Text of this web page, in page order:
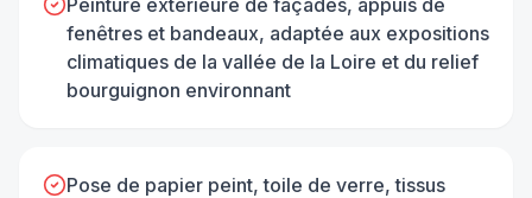
fenêtres et bandeaux, adaptée aux expositions
climatiques de la vallée de la Loire et du relief
bourguignon environnant
Pose de papier peint, toile de verre, tissus